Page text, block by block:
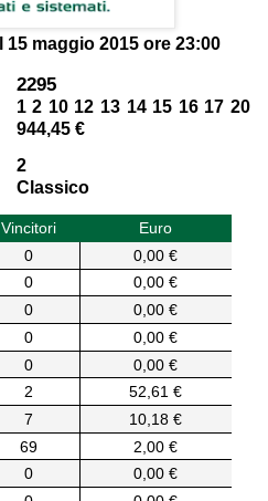
15 maggio 2015 ore 23:00
2295
1 2 10 12 13 14 15 16 17 20
944,45 €
2
Classico
Vincitori
Euro
0
0,00 €
0
0,00 €
0
0,00 €
0
0,00 €
0
0,00 €
2
52,61 €
7
10,18 €
69
2,00 €
0
0,00 €